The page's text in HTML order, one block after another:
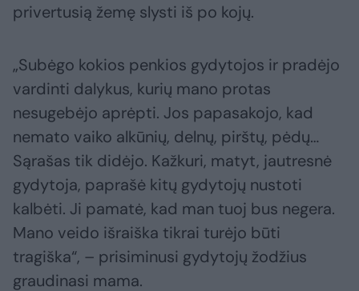
privertusią žemę slysti iš po kojų.
„Subėgo kokios penkios gydytojos ir pradėjo
vardinti dalykus, kurių mano protas
nesugebėjo aprėpti. Jos papasakojo, kad
nemato vaiko alkūnių, delnų, pirštų, pėdų…
Sąrašas tik didėjo. Kažkuri, matyt, jautresnė
gydytoja, paprašė kitų gydytojų nustoti
kalbėti. Ji pamatė, kad man tuoj bus negera.
Mano veido išraiška tikrai turėjo būti
tragiška“, – prisiminusi gydytojų žodžius
graudinasi mama.